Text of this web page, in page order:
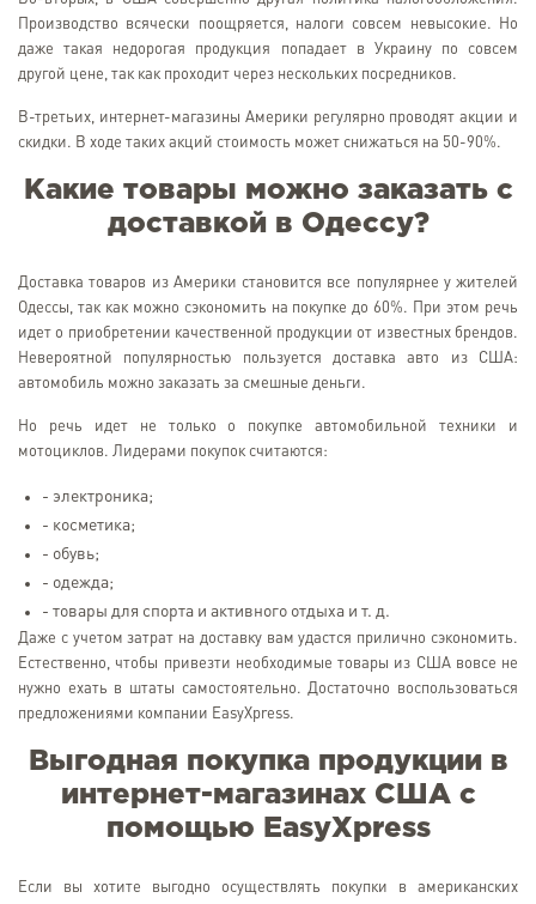
Производство всячески поощряется, налоги совсем невысокие. Но
даже такая недорогая продукция попадает в Украину по совсем
другой цене, так как проходит через нескольких посредников.
В-третьих, интернет-магазины Америки регулярно проводят акции и
скидки. В ходе таких акций стоимость может снижаться на 50-90%.
Какие товары можно заказать с
доставкой в Одессу?
Доставка товаров из Америки становится все популярнее у жителей
Одессы, так как можно сэкономить на покупке до 60%. При этом речь
идет о приобретении качественной продукции от известных брендов.
Невероятной популярностью пользуется доставка авто из США:
автомобиль можно заказать за смешные деньги.
Но речь идет не только о покупке автомобильной техники и
мотоциклов. Лидерами покупок считаются:
- электроника;
- косметика;
- обувь;
- одежда;
- товары для спорта и активного отдыха и т. д.
Даже с учетом затрат на доставку вам удастся прилично сэкономить.
Естественно, чтобы привезти необходимые товары из США вовсе не
нужно ехать в штаты самостоятельно. Достаточно воспользоваться
предложениями компании EasyXpress.
Выгодная покупка продукции в
интернет-магазинах США с
помощью EasyXpress
Если вы хотите выгодно осуществлять покупки в американских